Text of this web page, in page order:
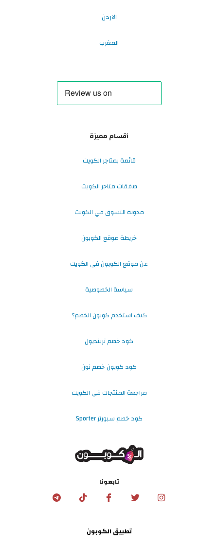
الاردن
المغرب
أقسام مميزة
قائمة بمتاجر الكويت
صفقات متاجر الكويت
مدونة التسوق في الكويت
خريطة موقع الكوبون
عن موقع الكوبون في الكويت
سياسة الخصوصية
كيف استخدم كوبون الخصم؟
كود خصم ترينديول
كود كوبون خصم نون
مراجعة المنتجات في الكويت
كود خصم سبورتر Sporter
تابعونا
تطبيق الكوبون